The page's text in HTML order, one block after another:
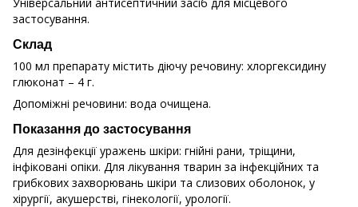
застосування.
Склад
100 мл препарату містить діючу речовину: хлоргексидину
глюконат – 4 г.
Допоміжні речовини: вода очищена.
Показання до застосування
Для дезінфекції уражень шкіри: гнійні рани, тріщини,
інфіковані опіки. Для лікування тварин за інфекційних та
грибкових захворювань шкіри та слизових оболонок, у
хірургії, акушерстві, гінекології, урології.